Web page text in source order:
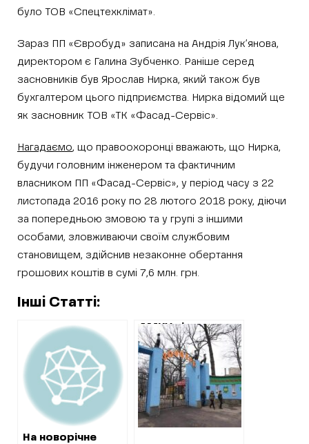
було ТОВ «Спецтехклімат».
Зараз ПП «Євробуд» записана на Андрія Лук’янова,
директором є Галина Зубченко. Раніше серед
засновників був Ярослав Нирка, який також був
бухгалтером цього підприємства. Нирка відомий ще
як засновник ТОВ «ТК «Фасад-Сервіс».
Нагадаємо, що правоохоронці вважають, що Нирка,
будучи головним інженером та фактичним
власником ПП «Фасад-Сервіс», у період часу з 22
листопада 2016 року по 28 лютого 2018 року, діючи
за попередньою змовою та у групі з іншими
особами, зловживаючи своїм службовим
становищем, здійснив незаконне обертання
грошових коштів в сумі 7,6 млн. грн.
Інші Статті:
На новорічне
АМКУ підозрює
двох підприємців
у змові на тендері
зоопарку в
закупівлі
морепродуктів